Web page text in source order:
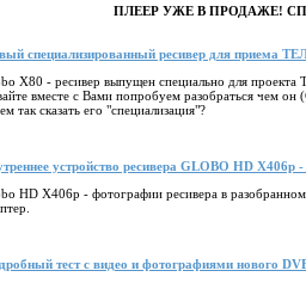
ПЛЕЕР УЖЕ В ПРОДАЖЕ!
специализированный ресивер для приема
X80 - ресивер выпущен специально для
вместе с Вами попробуем разобраться чем он
так сказать его "специализация"?
устройство ресивера GLOBO HD
HD X406p - фотографии ресивера в
тест с видео и фотографиями нового